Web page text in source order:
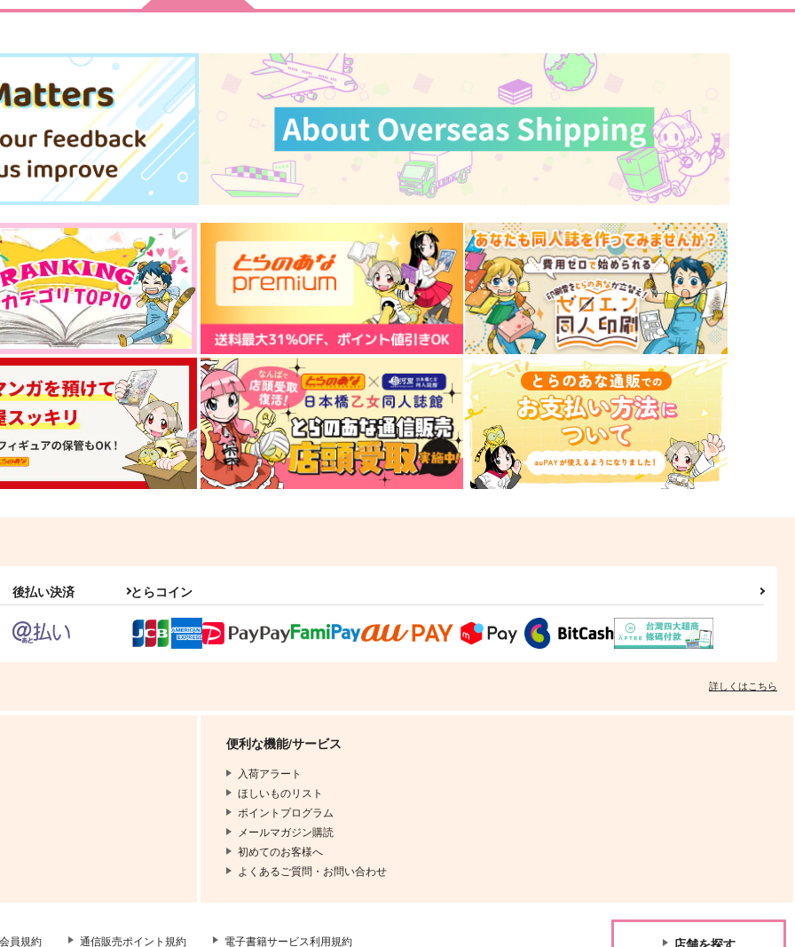
後払い決済 とらコイン
詳しくはこちら
便利な機能/サービス
入荷アラート
ほしいものリスト
ポイントプログラム
メールマガジン購読
初めてのお客様へ
よくあるご質問・お問い合わせ
員規約 通信販売ポイント規約
電子書籍サービス利用規約
店舗を探す